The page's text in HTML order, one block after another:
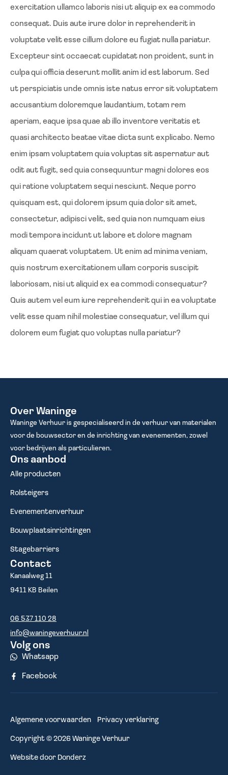
exercitation ullamco laboris nisi ut aliquip ex ea commodo
consequat. Duis aute irure dolor in reprehenderit in
voluptate velit esse cillum dolore eu fugiat nulla pariatur.
Excepteur sint occaecat cupidatat non proident, sunt in
culpa qui officia deserunt mollit anim id est laborum. Sed
ut perspiciatis unde omnis iste natus error sit voluptatem
accusantium doloremque laudantium, totam rem
aperiam, eaque ipsa quae ab illo inventore veritatis et
quasi architecto beatae vitae dicta sunt explicabo. Nemo
enim ipsam voluptatem quia voluptas sit aspernatur aut
odit aut fugit, sed quia consequuntur magni dolores eos
qui ratione voluptatem sequi nesciunt. Neque porro
quisquam est, qui dolorem ipsum quia dolor sit amet,
consectetur, adipisci velit, sed quia non numquam eius
modi tempora incidunt ut labore et dolore magnam
aliquam quaerat voluptatem. Ut enim ad minima veniam,
quis nostrum exercitationem ullam corporis suscipit
laboriosam, nisi ut aliquid ex ea commodi consequatur?
Quis autem vel eum iure reprehenderit qui in ea voluptate
velit esse quam nihil molestiae consequatur, vel illum qui
dolorem eum fugiat quo voluptas nulla pariatur?
Over Waninge
Waninge Verhuur is gespecialiseerd in de verhuur van materialen
voor de bouwsector en de inrichting van evenementen, zowel
voor bedrijven als particulieren.
Ons aanbod
Alle producten
Rolsteigers
Evenementenverhuur
Bouwplaatsinrichtingen
Stagebarriers
Contact
Kanaalweg 11
9411 KB Beilen
06 537 110 28
info@waningeverhuur.nl
Volg ons
Whatsapp
Facebook
Copyright © 2026 Waninge Verhuur
Algemene voorwaarden Privacy verklaring
Website door Donderz